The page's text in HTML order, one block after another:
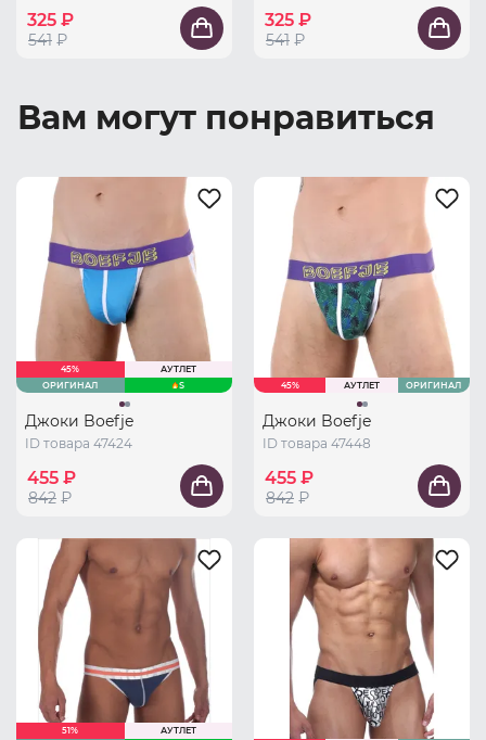
325 ₽
541 ₽
325 ₽
541 ₽
Вам могут понравиться
45%
АУТЛЕТ
ОРИГИНАЛ
S
Джоки Boefje
ID товара 47424
455 ₽
842 ₽
45% АУТЛЕТ ОРИГИНАЛ
Джоки Boefje
ID товара 47448
455 ₽
842 ₽
51%
АУТЛЕТ